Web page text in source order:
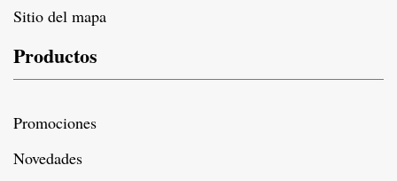
Sitio del mapa
Productos
Promociones
Novedades